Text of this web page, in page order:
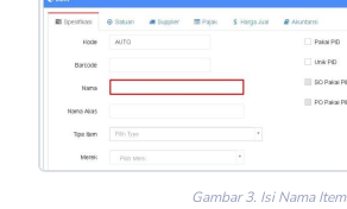
Gambar 3. Isi Nama Item